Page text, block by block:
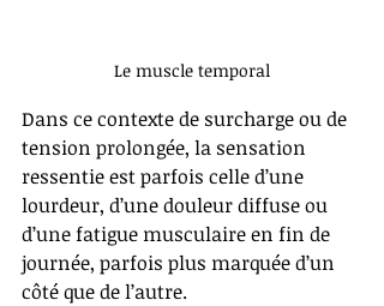
Le muscle temporal
Dans ce contexte de surcharge ou de
tension prolongée, la sensation
ressentie est parfois celle d’une
lourdeur, d’une douleur diffuse ou
d’une fatigue musculaire en fin de
journée, parfois plus marquée d’un
côté que de l’autre.